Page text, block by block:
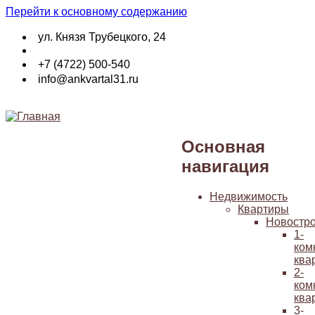
Перейти к основному содержанию
ул. Князя Трубецкого, 24
+7 (4722) 500-540
info@ankvartal31.ru
Основная
навигация
Недвижимость
Квартиры
1-
2-
3-